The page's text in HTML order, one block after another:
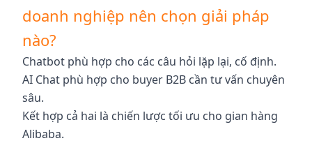
doanh nghiệp nên chọn giải pháp
nào?
Chatbot phù hợp cho các câu hỏi lặp lại, cố định.
AI Chat phù hợp cho buyer B2B cần tư vấn chuyên
sâu.
Kết hợp cả hai là chiến lược tối ưu cho gian hàng
Alibaba.